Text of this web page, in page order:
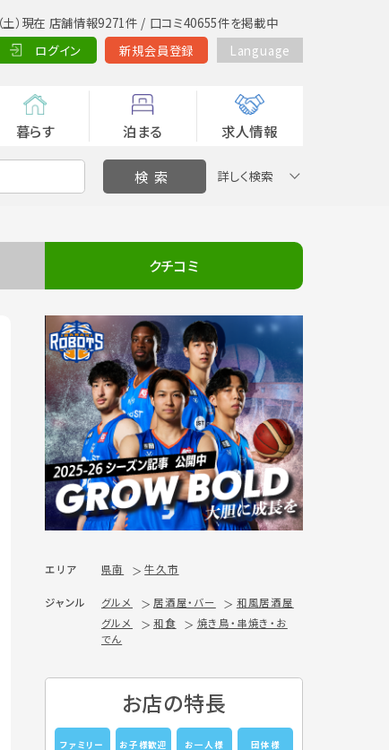
土）現在 店舗情報9271件 / 口コミ40655件を掲載中
ログイン
新規会員登録 Language
暮らす 泊まる 求人情報
詳しく検索
クチコミ
エリア 県南 牛久市
ジャンル グルメ 居酒屋・バー
和風居酒屋
グルメ
和食
焼き鳥・串焼き・お
でん
お店の特長
ファミリー お子様歓迎 お一人様 団体様